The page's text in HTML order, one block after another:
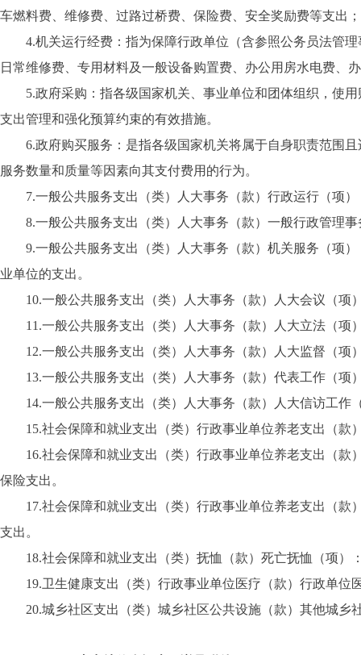
车燃料费、维修费、过路过桥费、保险费、安全奖励费等支出
4.机关运行经费：指为保障行政单位（含参照公务员法管
日常维修费、专用材料及一般设备购置费、办公用房水电费、
5.政府采购：指各级国家机关、事业单位和团体组织，使
支出管理和强化预算约束的有效措施。
6.政府购买服务：是指各级国家机关将属于自身职责范围
服务数量和质量等因素向其支付费用的行为。
7.一般公共服务支出（类）人大事务（款）行政运行（项
8.一般公共服务支出（类）人大事务（款）一般行政管理
9.一般公共服务支出（类）人大事务（款）机关服务（项
业单位的支出。
10.一般公共服务支出（类）人大事务（款）人大会议（项
11 .一般公共服务支出（类）人大事务（款）人大立法（项
12.一般公共服务支出（类）人大事务（款）人大监督（项
13.一般公共服务支出（类）人大事务（款）代表工作（项
14.一般公共服务支出（类）人大事务（款）人大信访工作
15.社会保障和就业支出（类）行政事业单位养老支出（款
16.社会保障和就业支出（类）行政事业单位养老支出（款
保险支出。
17.社会保障和就业支出（类）行政事业单位养老支出（款
支出。
18.社会保障和就业支出（类）抚恤（款）死亡抚恤（项）
19.卫生健康支出（类）行政事业单位医疗（款）行政单
20.城乡社区支出（类）城乡社区公共设施（款）其他城乡